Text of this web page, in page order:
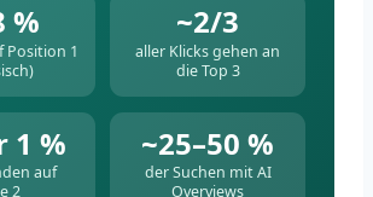
%
Position 1
~2/3
aller Klicks gehen an
die Top 3
1 %
auf
2
~25–50 %
der Suchen mit AI
Overviews